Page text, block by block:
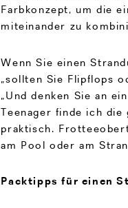
Farbkonzept, um die
miteinander zu
Wenn Sie einen
„sollten Sie Flipflops
„Und denken Sie an
Teenager finde ich
praktisch.
am Pool oder am
Packtipps für einen